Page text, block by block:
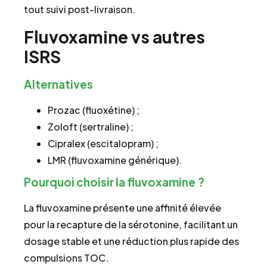
tout suivi post-livraison.
Fluvoxamine vs autres
ISRS
Alternatives
Prozac (fluoxétine) ;
Zoloft (sertraline) ;
Cipralex (escitalopram) ;
LMR (fluvoxamine générique).
Pourquoi choisir la fluvoxamine ?
La fluvoxamine présente une affinité élevée
pour la recapture de la sérotonine, facilitant un
dosage stable et une réduction plus rapide des
compulsions TOC.